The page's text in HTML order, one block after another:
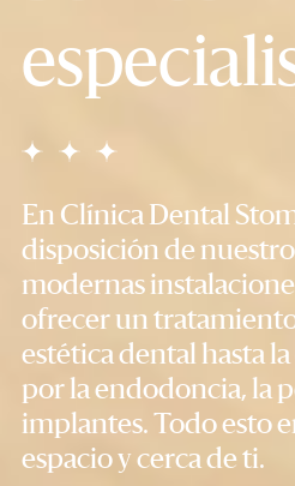
En Clínica Dental
disposición de
modernas
ofrecer un
estética dental hasta
por la endodoncia, la
implantes. Todo esto
espacio y cerca de ti.